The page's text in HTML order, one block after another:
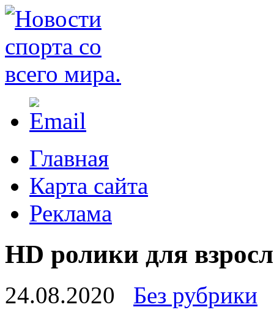
Главная
Карта сайта
Реклама
HD ролики для
24.08.2020
Без рубрики